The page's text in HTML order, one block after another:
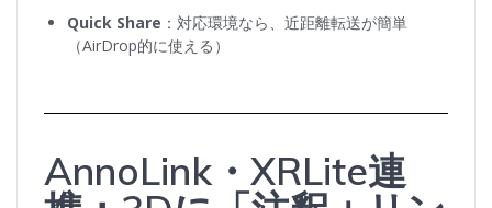
Quick Share ：対応環境なら、近距離転送が簡単
（AirDrop的に使える）
AnnoLink・XRLite連